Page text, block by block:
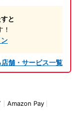
と
舗・サービス一覧
Amazon Pay